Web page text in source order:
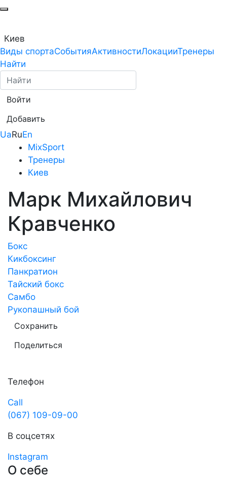
Киев
Виды спортаСобытияАктивностиЛокацииТренеры
Найти
Войти
Добавить
UaRuEn
MixSport
Тренеры
Киев
Марк Михайлович
Кравченко
Бокс
Кикбоксинг
Панкратион
Тайский бокс
Самбо
Рукопашный бой
Сохранить
Поделиться
Телефон
Call
(067) 109-09-00
В соцсетях
Instagram
О себе